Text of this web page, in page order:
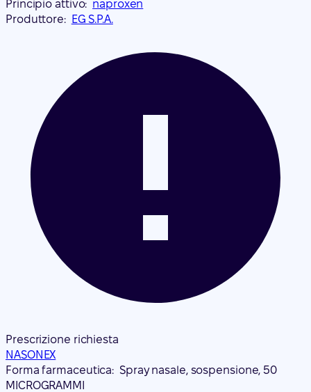
Principio attivo: naproxen
Produttore: EG S.P.A.
Prescrizione richiesta
NASONEX
Forma farmaceutica: Spray nasale, sospensione, 50
MICROGRAMMI